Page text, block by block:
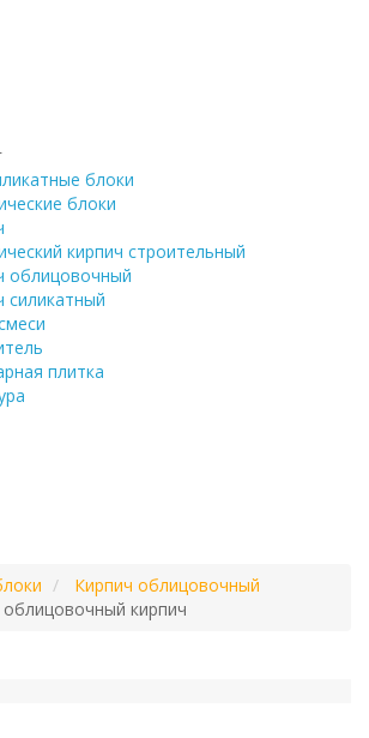
блоки
блоки
кирпич строительный
облицовочный
силикатный
плитка
Кирпич облицовочный
кирпич